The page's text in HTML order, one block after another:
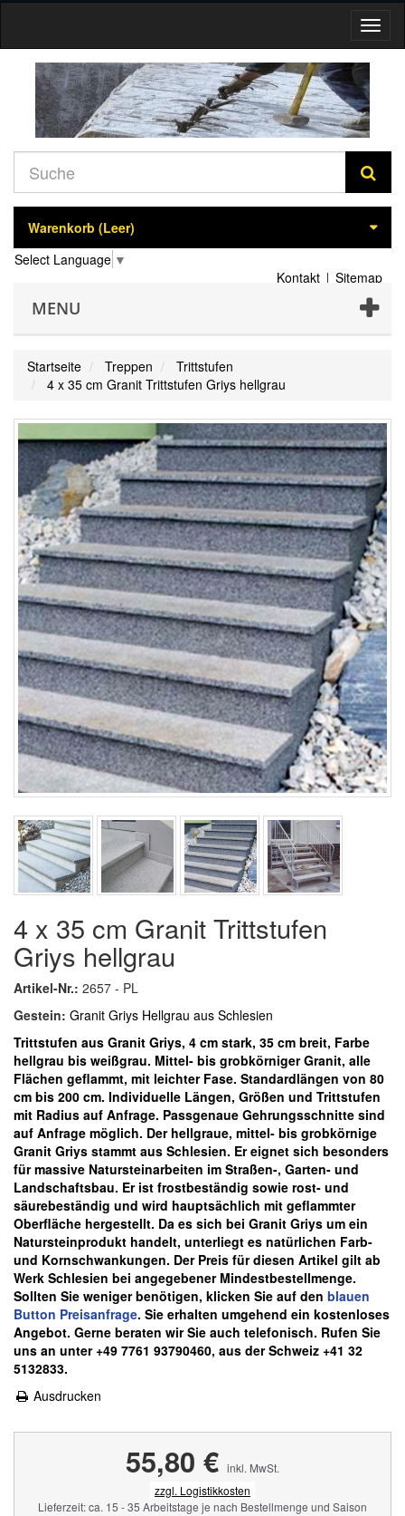
Warenkorb (Leer)
Select Language ▼
Kontakt
Sitemap
MENU
Startseite Treppen
Trittstufen
4 x 35 cm Granit Trittstufen Griys hellgrau
4 x 35 cm Granit Trittstufen
Griys hellgrau
Artikel-Nr.: 2657 - PL
Gestein: Granit Griys Hellgrau aus Schlesien
Trittstufen aus Granit Griys, 4 cm stark, 35 cm breit, Farbe
hellgrau bis weißgrau. Mittel- bis grobkörniger Granit, alle
Flächen geflammt, mit leichter Fase. Standardlängen von 80
cm bis 200 cm. Individuelle Längen, Größen und Trittstufen
mit Radius auf Anfrage. Passgenaue Gehrungsschnitte sind
auf Anfrage möglich. Der hellgraue, mittel- bis grobkörnige
Granit Griys stammt aus Schlesien. Er eignet sich besonders
für massive Natursteinarbeiten im Straßen-, Garten- und
Landschaftsbau. Er ist frostbeständig sowie rost- und
säurebeständig und wird hauptsächlich mit geflammter
Oberfläche hergestellt. Da es sich bei Granit Griys um ein
Natursteinprodukt handelt, unterliegt es natürlichen Farb-
und Kornschwankungen. Der Preis für diesen Artikel gilt ab
Werk Schlesien bei angegebener Mindestbestellmenge.
Sollten Sie weniger benötigen, klicken Sie auf den blauen
Button Preisanfrage. Sie erhalten umgehend ein kostenloses
Angebot. Gerne beraten wir Sie auch telefonisch. Rufen Sie
uns an unter +49 7761 93790460, aus der Schweiz +41 32
5132833.
Ausdrucken
55,80 € inkl. MwSt.
zzgl. Logistikkosten
Lieferzeit: ca. 15 - 35 Arbeitstage je nach Bestellmenge und Saison